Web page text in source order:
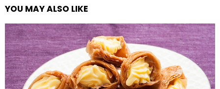
YOU MAY ALSO LIKE